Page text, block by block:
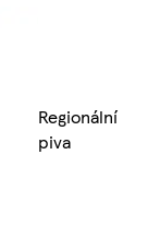
Regionální
piva